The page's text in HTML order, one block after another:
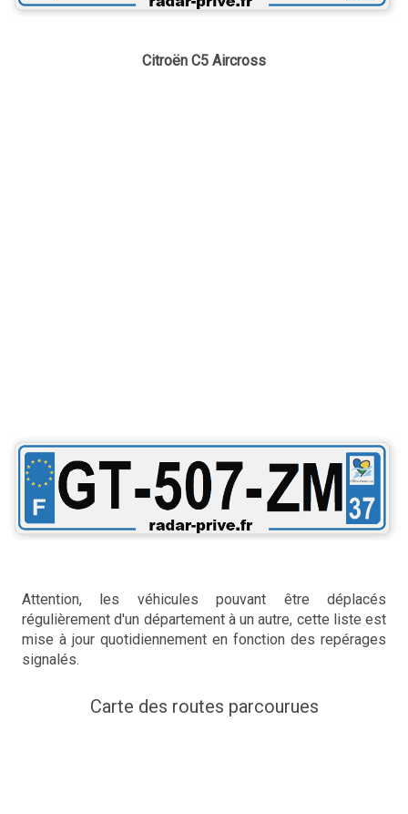
Citroën C5 Aircross
Attention, les véhicules pouvant être déplacés
régulièrement d'un département à un autre, cette liste est
mise à jour quotidiennement en fonction des repérages
signalés.
Carte des routes parcourues